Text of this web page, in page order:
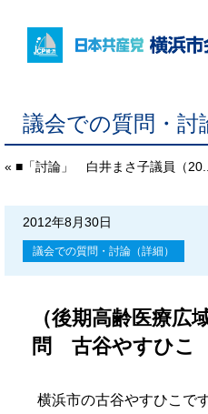
議会での質問・討
« ■「討論」 白井まさ子議員（20...
2012年8月30日
議会での質問・討論（詳細）
（後期高齢医療広
問 古谷やすひこ
横浜市の古谷やすひこで